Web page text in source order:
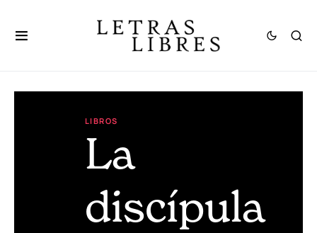
LIBROS
La
discípula